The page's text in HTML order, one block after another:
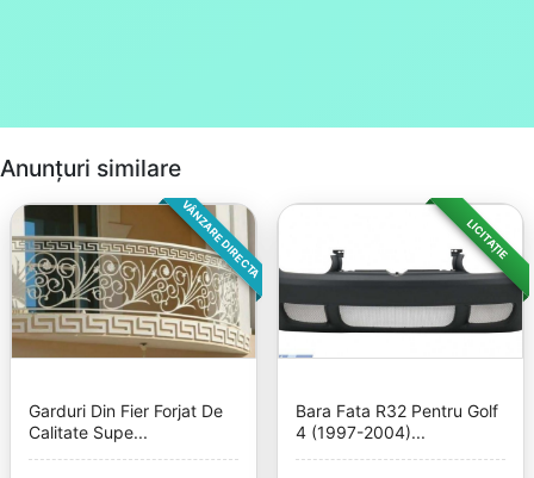
Anunțuri similare
VÂNZARE DIRECTA
Garduri Din Fier Forjat De
Calitate Supe...
LICITAȚIE
Bara Fata R32 Pentru Golf
4 (1997-2004)...